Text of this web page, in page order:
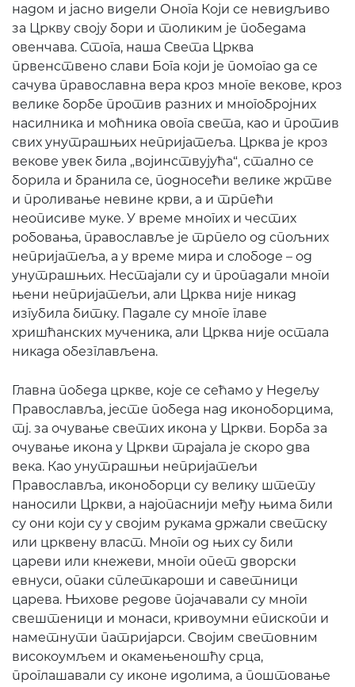
надом и јасно видели Онога Који се невидљиво
за Цркву своју бори и толиким је победама
овенчава. Стога, наша Света Црква
првенствено слави Бога који је помогао да се
сачува православна вера кроз многе векове, кроз
велике борбе против разних и многобројних
насилника и моћника овога света, као и против
свих унутрашњих непријатеља. Црква је кроз
векове увек била „војинствујућа“, стално се
борила и бранила се, подносећи велике жртве
и проливање невине крви, а и трпећи
неописиве муке. У време многих и честих
робовања, православље је трпело од спољних
непријатеља, а у време мира и слободе – од
унутрашњих. Нестајали су и пропадали многи
њени непријатељи, али Црква није никад
изгубила битку. Падале су многе главе
хришћанских мученика, али Црква није остала
никада обезглављена.
Главна победа цркве, које се сећамо у Недељу
Православља, јесте победа над иконоборцима,
тј. за очување светих икона у Цркви. Борба за
очување икона у Цркви трајала је скоро два
века. Као унутрашњи непријатељи
Православља, иконоборци су велику штету
наносили Цркви, а најопаснији међу њима били
су они који су у својим рукама држали светску
или црквену власт. Многи од њих су били
цареви или кнежеви, многи опет дворски
евнуси, опаки сплеткароши и саветници
царева. Њихове редове појачавали су многи
свештеници и монаси, кривоумни епископи и
наметнути патријарси. Својим световним
високоумљем и окамењеношћу срца,
проглашавали су иконе идолима, а поштовање